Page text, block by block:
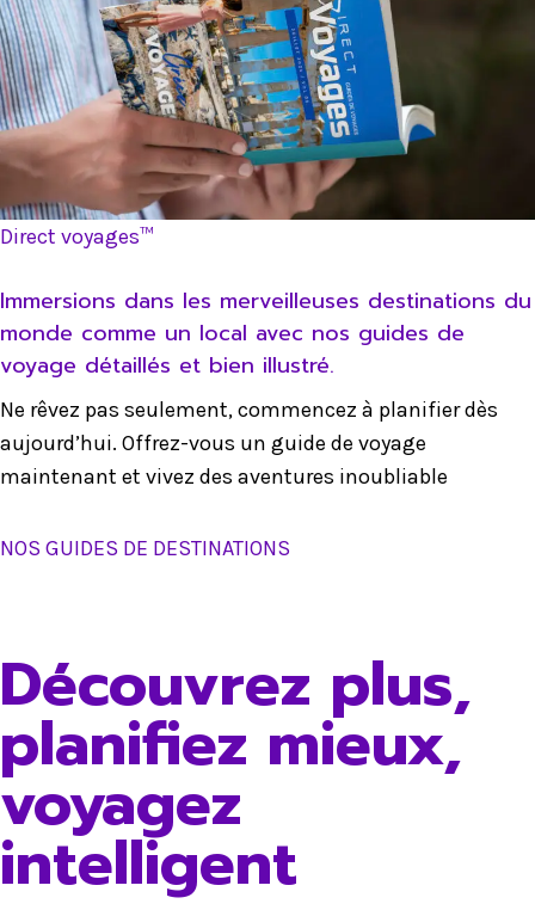
Direct voyages™
Immersions dans les merveilleuses destinations du
monde comme un local avec nos guides de
voyage détaillés et bien illustré.
Ne rêvez pas seulement, commencez à planifier dès
aujourd’hui. Offrez-vous un guide de voyage
maintenant et vivez des aventures inoubliable
NOS GUIDES DE DESTINATIONS
Découvrez plus,
planifiez mieux,
voyagez
intelligent